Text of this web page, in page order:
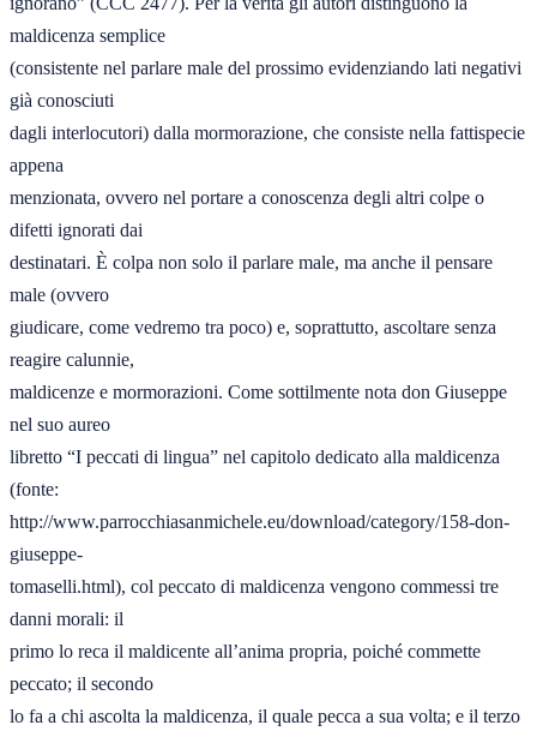
maldicenza semplice
(consistente nel parlare male del prossimo evidenziando lati negativi
già conosciuti
dagli interlocutori) dalla mormorazione, che consiste nella fattispecie
appena
menzionata, ovvero nel portare a conoscenza degli altri colpe o
difetti ignorati dai
destinatari. È colpa non solo il parlare male, ma anche il pensare
male (ovvero
giudicare, come vedremo tra poco) e, soprattutto, ascoltare senza
reagire calunnie,
maldicenze e mormorazioni. Come sottilmente nota don Giuseppe
nel suo aureo
libretto “I peccati di lingua” nel capitolo dedicato alla maldicenza
(fonte:
http://www.parrocchiasanmichele.eu/download/category/158-don-
giuseppe-
tomaselli.html), col peccato di maldicenza vengono commessi tre
danni morali: il
primo lo reca il maldicente all’anima propria, poiché commette
peccato; il secondo
lo fa a chi ascolta la maldicenza, il quale pecca a sua volta; e il terzo